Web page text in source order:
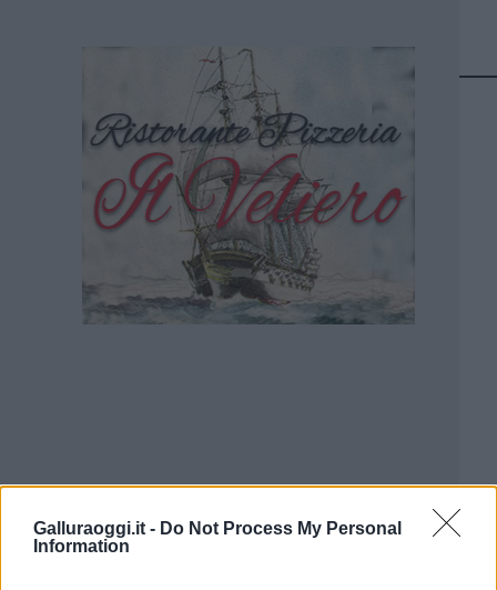
Galluraoggi.it - Do Not Process My Personal
Information